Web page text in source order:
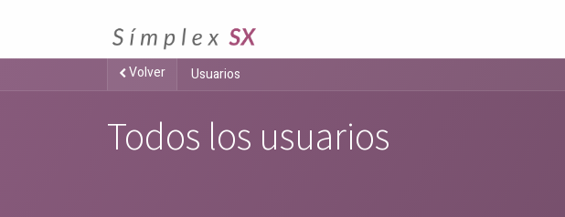
Volver Usuarios
Todos los usuarios